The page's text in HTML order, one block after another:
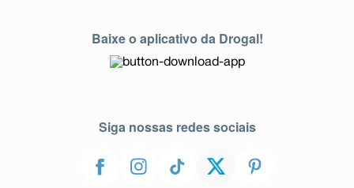
Baixe o aplicativo da Drogal!
Siga nossas redes sociais